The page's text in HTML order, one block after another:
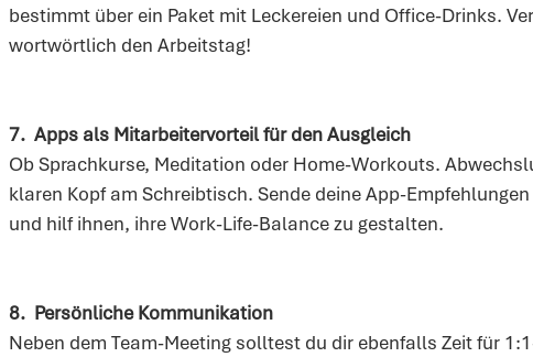
bestimmt über ein Paket mit Leckereien und Office-Drinks.
wortwörtlich den Arbeitstag!
7. Apps als Mitarbeitervorteil für den Ausgleich
Ob Sprachkurse, Meditation oder Home-Workouts.
klaren Kopf am Schreibtisch. Sende deine App-
und hilf ihnen, ihre Work-Life-Balance zu gestalten.
8. Persönliche Kommunikation
Neben dem Team-Meeting solltest du dir ebenfalls Zeit für